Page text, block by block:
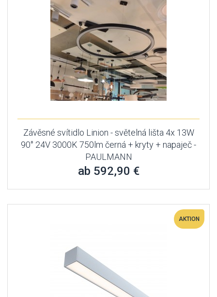
Závěsné svítidlo Linion - světelná lišta 4x 13W
90° 24V 3000K 750lm černá + kryty + napaječ -
PAULMANN
ab 592,90 €
AKTION